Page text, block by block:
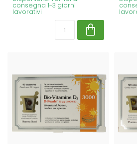
consegna 1-3 giorni
lavorativi